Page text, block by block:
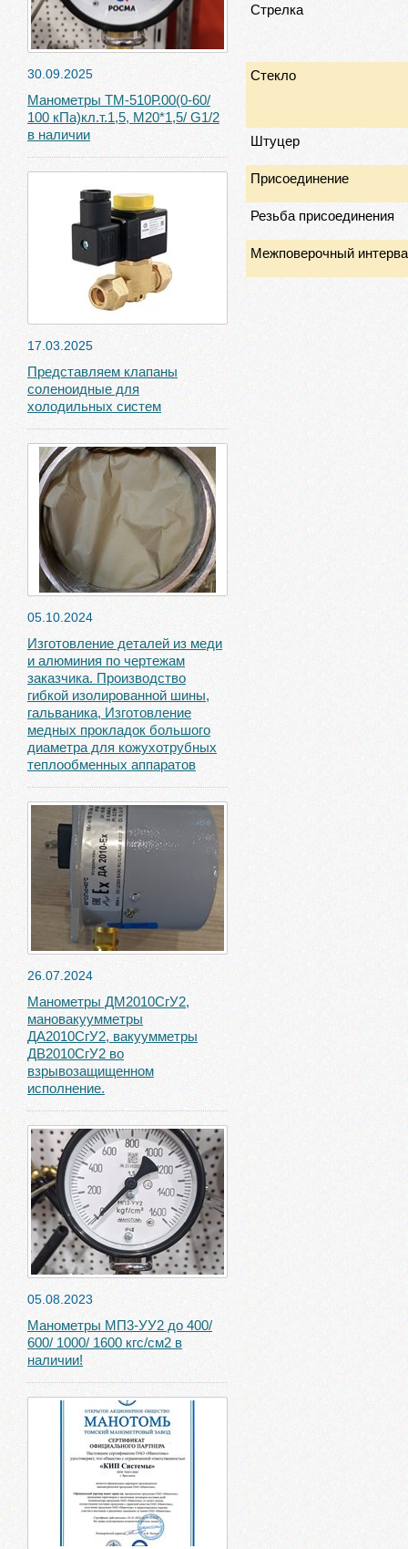
30.09.2025
Манометры ТМ-510Р.00(0-60/
100 кПа)кл.т.1,5, М20*1,5/ G1/2
в наличии
17.03.2025
Представляем клапаны
соленоидные для
холодильных систем
05.10.2024
Изготовление деталей из меди
и алюминия по чертежам
заказчика. Производство
гибкой изолированной шины,
гальваника, Изготовление
медных прокладок большого
диаметра для кожухотрубных
теплообменных аппаратов
26.07.2024
Манометры ДМ2010СгУ2,
мановакуумметры
ДА2010СгУ2, вакуумметры
ДВ2010СгУ2 во
взрывозащищенном
исполнение.
05.08.2023
Манометры МП3-УУ2 до 400/
600/ 1000/ 1600 кгс/см2 в
наличии!
Стрелка
Стекло
Штуцер
Присоединение
Резьба присоединения
Межповерочный